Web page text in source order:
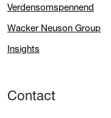
Verdensomspennend
Wacker Neuson Group
Insights
Contact